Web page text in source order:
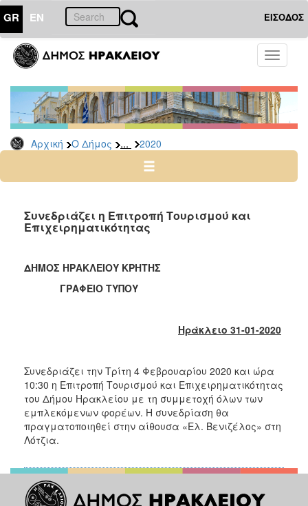
GR EN ΕΙΣΟΔΟΣ
Toggle
Αρχική Ο Δήμος ... 2020
ΔΗΜΟΣ
Δελτία
Τύπου
Αρχείο
2026
2024
2022
2020
2019
2015
2013
2012
2011
2006
Συνεδριάζει η Επιτροπή Τουρισμού και
Επιχειρηματικότητας
ΔΗΜΟΣ ΗΡΑΚΛΕΙΟΥ ΚΡΗΤΗΣ
ΓΡΑΦΕΙΟ ΤΥΠΟΥ
Ηράκλειο 31-01-2020
Συνεδριάζει την Τρίτη 4 Φεβρουαρίου 2020 και ώρα
10:30 η Επιτροπή Τουρισμού και Επιχειρηματικότητας
του Δήμου Ηρακλείου με τη συμμετοχή όλων των
εμπλεκόμενων φορέων. Η συνεδρίαση θα
πραγματοποιηθεί στην αίθουσα «Ελ. Βενιζέλος» στη
Λότζια.